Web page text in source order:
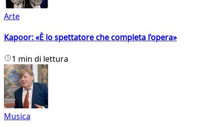
Arte
Kapoor: «È lo spettatore che completa l’opera»
1 min di lettura
Musica